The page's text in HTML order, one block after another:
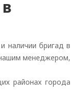
наличии бригад в
менеджером,
районах города